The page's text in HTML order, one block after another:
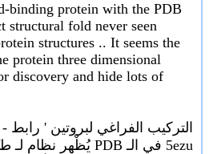
binding protein with the PDB
structural fold never seen
structures .. It seems the
protein three dimensional
discovery and hide lots of
التركيب الفراغي لبروتين ' رابط -